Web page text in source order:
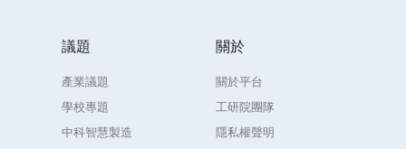
議題
產業議題
學校專題
中科智慧製造
關於
關於平台
工研院團隊
隱私權聲明